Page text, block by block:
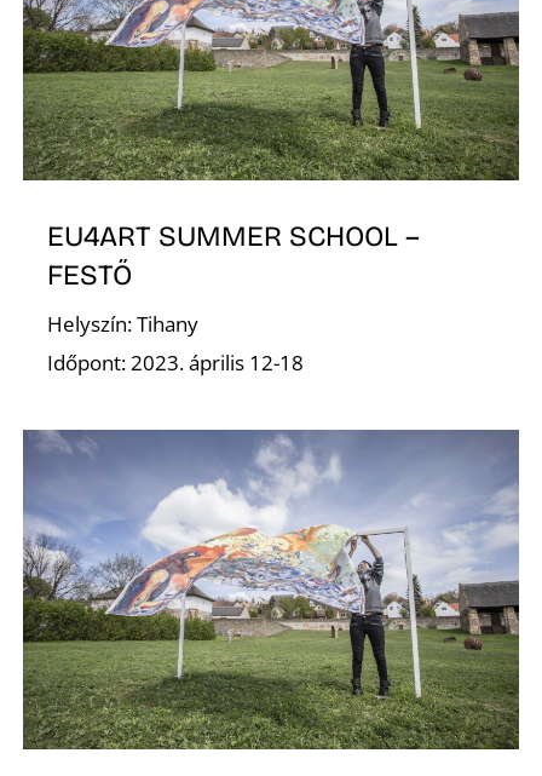
EU4ART SUMMER SCHOOL –
FESTŐ
Helyszín: Tihany
Időpont: 2023. április 12-18